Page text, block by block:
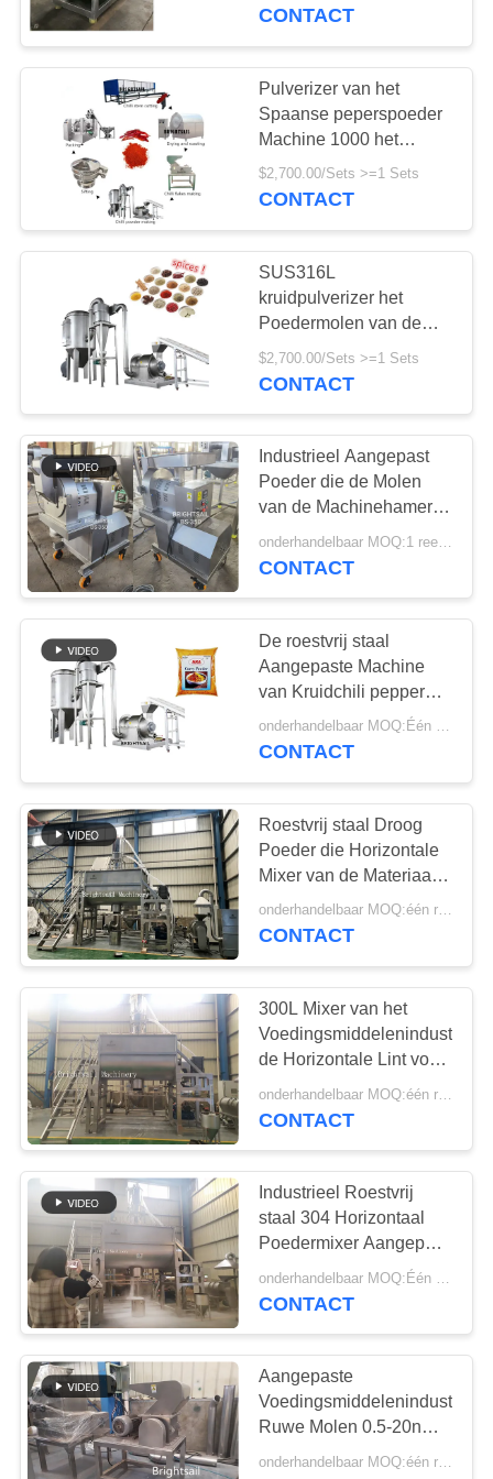
CONTACTEER
ONS
NIEUWS
GEVALLEN
SITEMAP
PRIVACY
POLICY
de machine van de
poedermaalmachine
de machine van de
mixermixer
90
vullende
Verpakkingsmachine
Drogere
Ovenmachine
66
De Systemen van
de
transportbandvoeder
15
de machine van het
poederzeefje
16
SS304 700
CONTACT
Pulverizer van het
Spaanse peperspoeder
Machine 1000 het
Kruidmolen van kg
SUS304
$2,700.00/Sets >=1 Sets
CONTACT
SUS316L
kruidpulverizer het
Poedermolen van de
Machinemaalmachine
$2,700.00/Sets >=1 Sets
CONTACT
Industrieel Aangepast
Poeder die de Molen
van de Machinehamer
voor Kruidspaanse
peper maken
onderhandelbaar MOQ:1 reeks
CONTACT
De roestvrij staal
Aangepaste Machine
van Kruidchili pepper
cinnamon powder
grinding
onderhandelbaar MOQ:Één reeks
CONTACT
Roestvrij staal Droog
Poeder die Horizontale
Mixer van de Materiaal
de Chemische Industrie
mengen
onderhandelbaar MOQ:één reeks
CONTACT
300L Mixer van het
Voedingsmiddelenindustrie
de Horizontale Lint voor
zich Korrels en Poeder
het Mengen
CONTACT
Industrieel Roestvrij
staal 304 Horizontaal
Poedermixer Aangepast
180l Volume
onderhandelbaar MOQ:Één reeks
CONTACT
Aangepaste
Voedingsmiddelenindustrie
Ruwe Molen 0.5-20nm
het Verpletteren Fijnheid
onderhandelbaar MOQ:één reeks